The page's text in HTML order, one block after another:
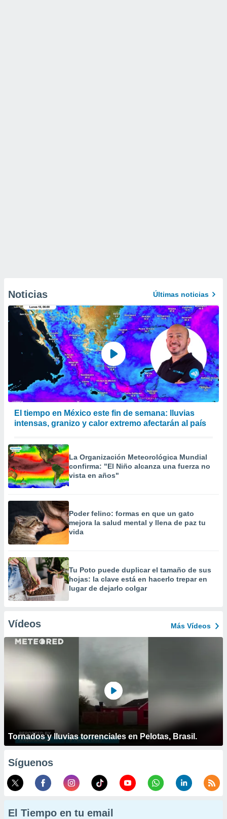
Noticias Últimas noticias
El tiempo en México este fin de semana: lluvias
intensas, granizo y calor extremo afectarán al país
La Organización Meteorológica Mundial
confirma: "El Niño alcanza una fuerza no
vista en años"
Poder felino: formas en que un gato
mejora la salud mental y llena de paz tu
vida
Tu Poto puede duplicar el tamaño de sus
hojas: la clave está en hacerlo trepar en
lugar de dejarlo colgar
Vídeos Más Vídeos
Tornados y lluvias torrenciales en Pelotas, Brasil.
Síguenos
El Tiempo en tu email